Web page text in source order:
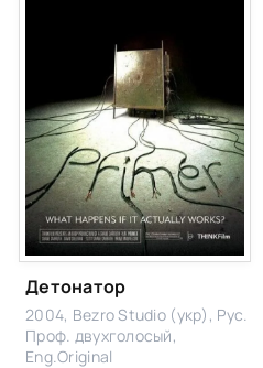
Детонатор
2004, Bezro Studio (укр), Рус.
Проф. двухголосый,
Eng.Original